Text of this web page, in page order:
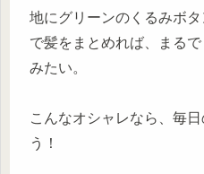
地にグリーンのくるみボ
で髪をまとめれば、まる
みたい。
こんなオシャレなら、毎
う！